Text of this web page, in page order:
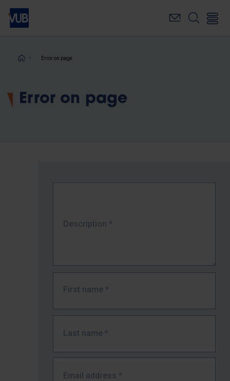
Skip
main
Breadcrumb
Error on page
Error on page
Description *
First name *
Last name *
Email address *